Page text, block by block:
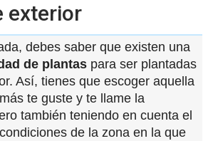
exterior
debes saber que existen una
de plantas para ser plantadas
Así, tienes que escoger aquella
te guste y te llame la
también teniendo en cuenta el
de la zona en la que